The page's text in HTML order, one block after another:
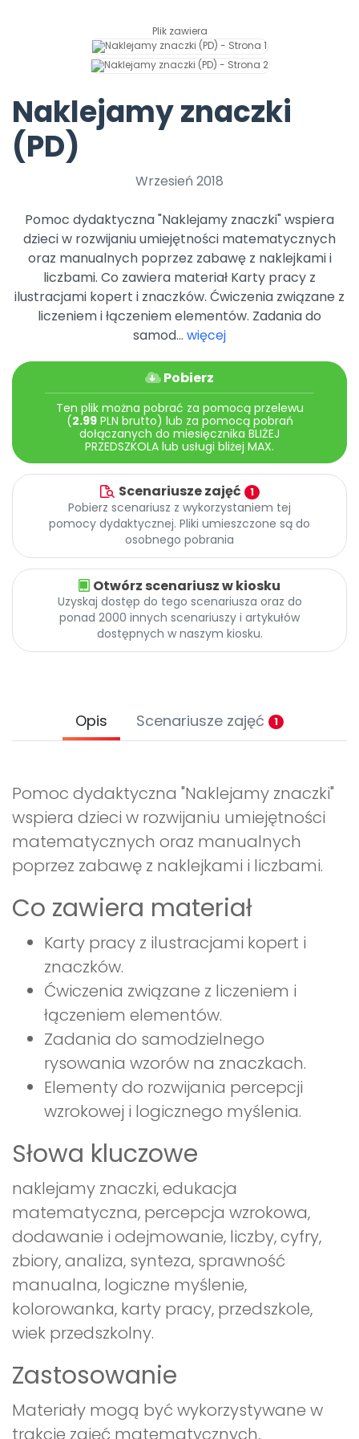
Pomoc
Plik zawiera
Naklejamy znaczki
(PD)
Wrzesień 2018
Pomoc dydaktyczna "Naklejamy znaczki" wspiera
dzieci w rozwijaniu umiejętności matematycznych
oraz manualnych poprzez zabawę z naklejkami i
liczbami. Co zawiera materiał Karty pracy z
ilustracjami kopert i znaczków. Ćwiczenia związane z
liczeniem i łączeniem elementów. Zadania do
samod... więcej
Pobierz
Ten plik można pobrać za pomocą przelewu
(2.99PLN brutto) lub za pomocą pobrań
dołączanych do miesięcznika BLIŻEJ
PRZEDSZKOLA lub usługi bliżej MAX.
Scenariusze zajęć 1
Pobierz scenariusz z wykorzystaniem tej
pomocy dydaktycznej. Pliki umieszczone są do
osobnego pobrania
Otwórz scenariusz w kiosku
Uzyskaj dostęp do tego scenariusza oraz do
ponad 2000 innych scenariuszy i artykułów
dostępnych w naszym kiosku.
Opis Scenariusze zajęć 1
Pomoc dydaktyczna "Naklejamy znaczki"
wspiera dzieci w rozwijaniu umiejętności
matematycznych oraz manualnych
poprzez zabawę z naklejkami i liczbami.
Co zawiera materiał
Karty pracy z ilustracjami kopert i
znaczków.
Ćwiczenia związane z liczeniem i
łączeniem elementów.
Zadania do samodzielnego
rysowania wzorów na znaczkach.
Elementy do rozwijania percepcji
wzrokowej i logicznego myślenia.
Słowa kluczowe
naklejamy znaczki, edukacja
matematyczna, percepcja wzrokowa,
dodawanie i odejmowanie, liczby, cyfry,
zbiory, analiza, synteza, sprawność
manualna, logiczne myślenie,
kolorowanka, karty pracy, przedszkole,
wiek przedszkolny.
Zastosowanie
Materiały mogą być wykorzystywane w
trakcie zajęć matematycznych,